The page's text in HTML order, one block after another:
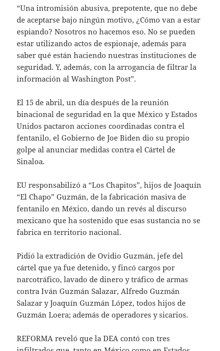
“Una intromisión abusiva, prepotente, que no debe
de aceptarse bajo ningún motivo, ¿Cómo van a estar
espiando? Nosotros no hacemos eso. No se pueden
estar utilizando actos de espionaje, además para
saber qué están haciendo nuestras instituciones de
seguridad. Y, además, con la arrogancia de filtrar la
información al Washington Post”.
El 15 de abril, un día después de la reunión
binacional de seguridad en la que México y Estados
Unidos pactaron acciones coordinadas contra el
fentanilo, el Gobierno de Joe Biden dio su propio
golpe al anunciar medidas contra el Cártel de
Sinaloa.
EU responsabilizó a “Los Chapitos”, hijos de Joaquín
“El Chapo” Guzmán, de la fabricación masiva de
fentanilo en México, dando un revés al discurso
mexicano que ha sostenido que esas sustancia no se
fabrica en territorio nacional.
Pidió la extradición de Ovidio Guzmán, jefe del
cártel que ya fue detenido, y fincó cargos por
narcotráfico, lavado de dinero y tráfico de armas
contra Iván Guzmán Salazar, Alfredo Guzmán
Salazar y Joaquín Guzmán López, todos hijos de
Guzmán Loera; además de operadores y sicarios.
REFORMA reveló que la DEA contó con tres